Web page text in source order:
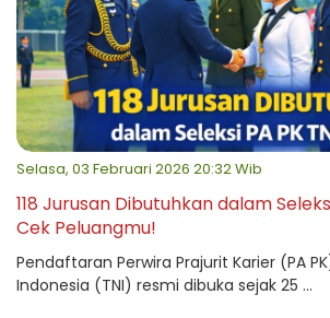
Selasa, 03 Februari 2026 20:32 Wib
118 Jurusan Dibutuhkan dalam
Cek Peluangmu!
Pendaftaran Perwira Prajurit Karier (PA
Indonesia (TNI) resmi dibuka sejak 25 ...